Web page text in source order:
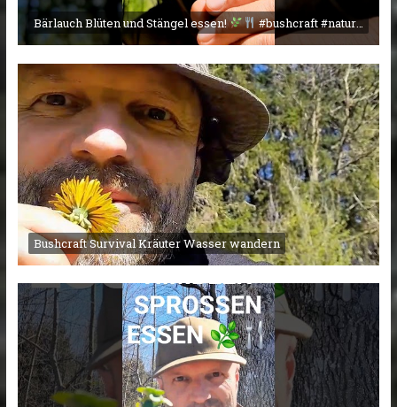
Bärlauch Blüten und Stängel essen! #bushcraft #nature #campingmitherz
Bushcraft Survival Kräuter Wasser wandern